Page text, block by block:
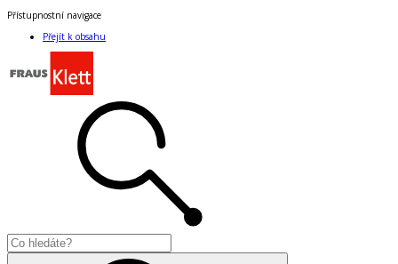
Přístupnostní navigace
Přejít k obsahu